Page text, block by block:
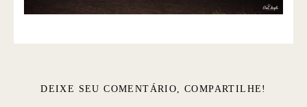
DEIXE SEU COMENTÁRIO, COMPARTILHE!